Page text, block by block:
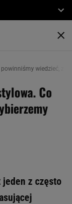
wiedzieć,
Co
jeden z często